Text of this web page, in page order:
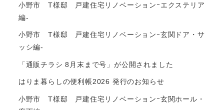
小野市 T様邸 戸建住宅リノベーションｰエクステリア
編-
小野市 T様邸 戸建住宅リノベーションｰ玄関ドア・サ
ッシ編-
「通販チラシ 8月末まで号」が公開されました
はりま暮らしの便利帳2026 発行のお知らせ
小野市 T様邸 戸建住宅リノベーションｰ玄関ホール・